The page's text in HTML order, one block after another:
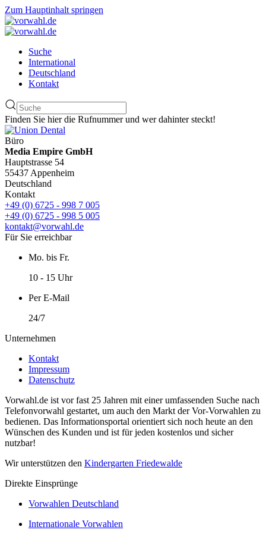
Zum Hauptinhalt springen
Suche
International
Deutschland
Kontakt
Finden Sie hier die Rufnummer und wer dahinter steckt!
Büro
Media Empire GmbH
Hauptstrasse 54
55437 Appenheim
Deutschland
Kontakt
+49 (0) 6725 - 998 7 005
+49 (0) 6725 - 998 5 005
kontakt@vorwahl.de
Für Sie erreichbar
Mo. bis Fr.
10 - 15 Uhr
Per E-Mail
24/7
Unternehmen
Kontakt
Impressum
Datenschutz
Vorwahl.de ist vor fast 25 Jahren mit einer umfassenden Suche nach
Telefonvorwahl gestartet, um auch den Markt der Vor-Vorwahlen zu
bedienen. Das Informationsportal orientiert sich noch heute an den
Wünschen des Kunden und ist für jeden kostenlos und sicher
nutzbar!
Wir unterstützen den Kindergarten Friedewalde
Direkte Einsprünge
Vorwahlen Deutschland
Internationale Vorwahlen